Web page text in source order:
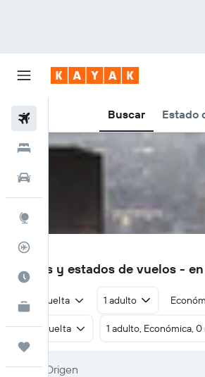
Buscar Estado
Hoteles
Cuándo ir
KAYAK for Business
NUEVO
MEX
Vuelos y estados de vuelos -
Ida y vuelta 1 adulto
Ida y vuelta 1 adulto, Económica,